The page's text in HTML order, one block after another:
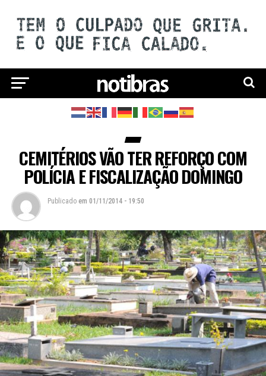
CEMITÉRIOS VÃO TER REFORÇO COM
POLÍCIA E FISCALIZAÇÃO DOMINGO
Publicado em 01/11/2014 - 19:50